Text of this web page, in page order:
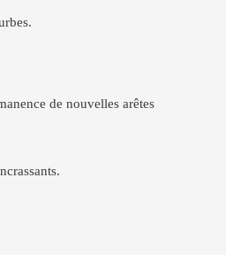
de nouvelles arêtes